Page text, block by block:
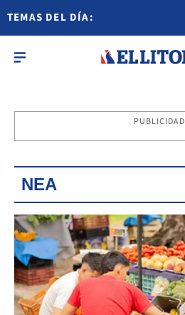
TEMAS DEL DÍA:
PUBLICIDAD
NEA